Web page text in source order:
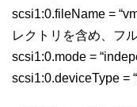
scsi1:0.fileName =
レクトリを含め、フ
scsi1:0.mode =
scsi1:0.deviceType =